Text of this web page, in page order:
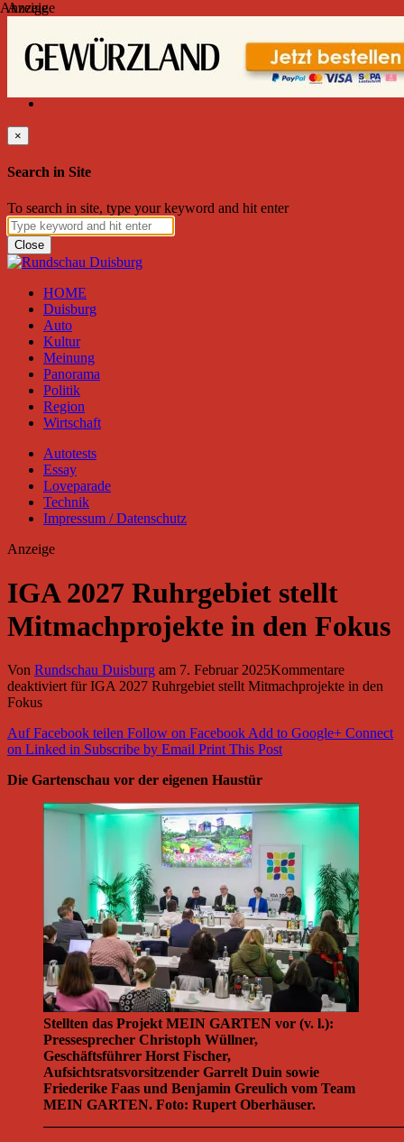
Freitag, August 07, 2026
Friend on Facebook Follow on Twitter Subscribe to RSS
×
Search in Site
To search in site, type your keyword and hit enter
Close
HOME
Duisburg
Auto
Kultur
Meinung
Panorama
Politik
Region
Wirtschaft
Autotests
Essay
Loveparade
Technik
Impressum / Datenschutz
Anzeige
IGA 2027 Ruhrgebiet stellt
Mitmachprojekte in den Fokus
Von Rundschau Duisburg am 7. Februar 2025Kommentare
deaktiviertfür IGA 2027 Ruhrgebiet stellt Mitmachprojekte in den
Fokus
Auf Facebook teilen Follow on FacebookAdd to Google+ Connect
on Linked in Subscribe by Email Print This Post
Die Gartenschau vor der eigenen Haustür
Stellten das Projekt MEIN GARTEN vor (v. l.):
Pressesprecher Christoph Wüllner,
Geschäftsführer Horst Fischer,
Aufsichtsratsvorsitzender Garrelt Duin sowie
Friederike Faas und Benjamin Greulich vom Team
MEIN GARTEN. Foto: Rupert Oberhäuser.
Anzeige
Anzeige